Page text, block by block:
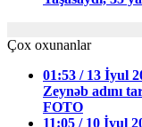
Çox oxunanlar
01:53 / 13 İyul
Zeynəb adını
FOTO
11:05 / 10 İyul